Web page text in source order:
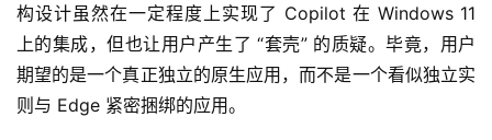
构设计虽然在一定程度上实现了 Copilot 在 Windows 11
上的集成，但也让用户产生了 “套壳” 的质疑。毕竟，用户
期望的是一个真正独立的原生应用，而不是一个看似独立实
则与 Edge 紧密捆绑的应用。